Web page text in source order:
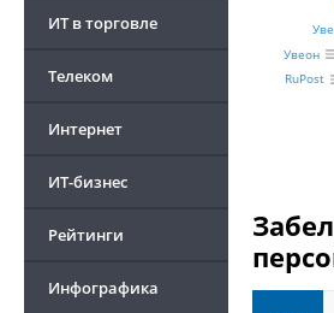
ИТ в торговле
Телеком
Интернет
ИТ-бизнес
Рейтинги
Инфографика
Увеон
RuPost